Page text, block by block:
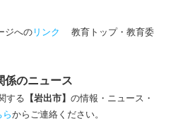
ジへのリンク
教育トップ・教育委
係のニュース
する 【岩出市】 の情報・ニュース・
らからご連絡ください。